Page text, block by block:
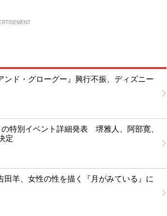
ンド・グローグー』興行不振、ディズニー
の特別イベント詳細発表 堺雅人、阿部寛、
定
田羊、女性の性を描く『月がみている』に